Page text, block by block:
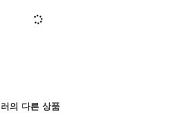
의 다른 상품